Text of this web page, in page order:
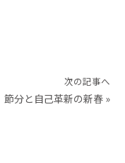
次の記事へ
節分と自己革新の新春 »